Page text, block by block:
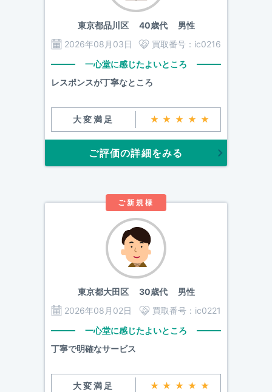
東京都品川区40歳代 男性
2026年08月03日
買取番号： ic0216
一心堂に感じたよいところ
レスポンスが丁寧なところ
大変満足 ★★★★★
ご評価の詳細をみる
ご新規様
東京都大田区30歳代 男性
2026年08月02日
買取番号： ic0221
一心堂に感じたよいところ
丁寧で明確なサービス
大変満足 ★★★★★